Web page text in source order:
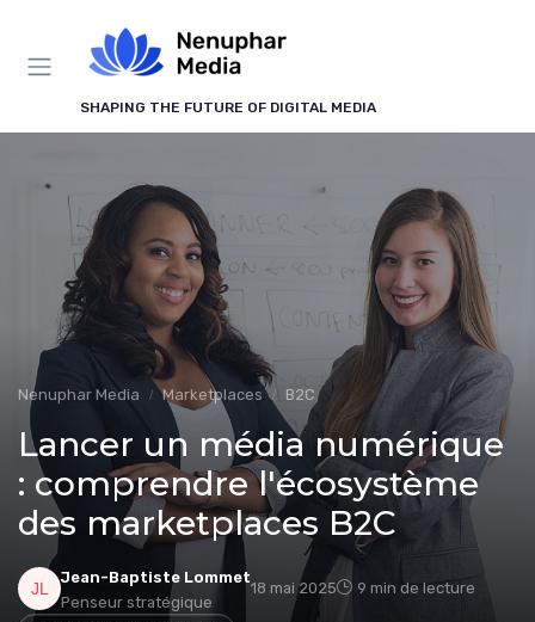
SHAPING THE FUTURE OF DIGITAL MEDIA
Nenuphar Media Marketplaces B2C
Lancer un média numérique
: comprendre l'écosystème
des marketplaces B2C
Jean-Baptiste Lommet
Penseur stratégique
18 mai 2025 9 min de lecture